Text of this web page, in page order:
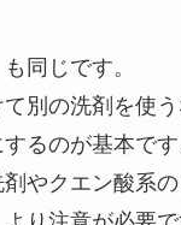
同じです。
て別の洗剤を使
るのが基本です
やクエン酸系